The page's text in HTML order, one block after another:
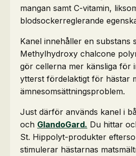
mangan samt C-vitamin,
blodsockerreglerande
Kanel innehåller en substans
Methylhydroxy chalcone
gör cellerna mer känsliga för
ytterst fördelaktigt för hästar
ämnesomsättningsproblem.
Just därför används kanel i
och GlandoGard. Du hittar
St. Hippolyt-produkter
stimulerar hästarnas